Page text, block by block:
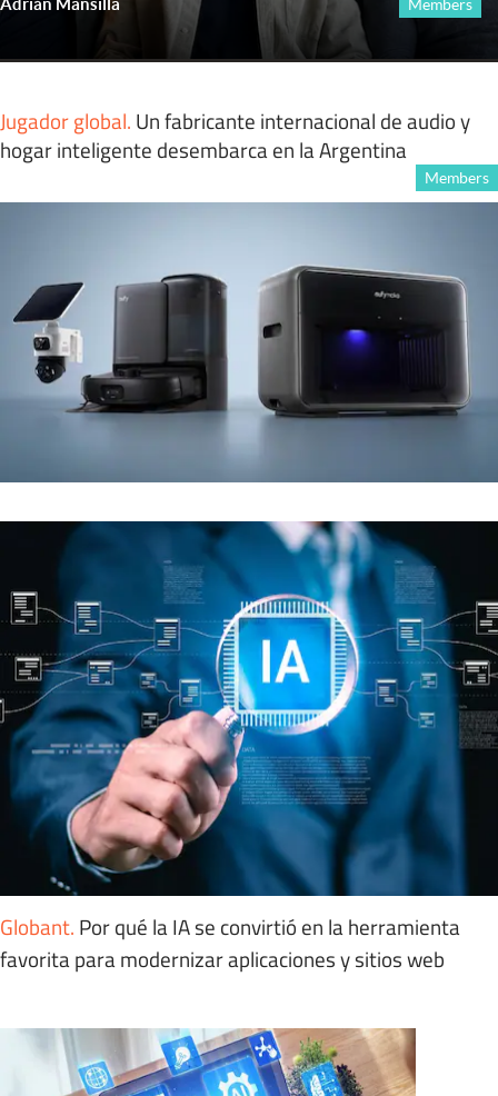
Adrián Mansilla Members
Jugador global. Un fabricante internacional de audio y
hogar inteligente desembarca en la Argentina
Members
Globant. Por qué la IA se convirtió en la herramienta
favorita para modernizar aplicaciones y sitios web